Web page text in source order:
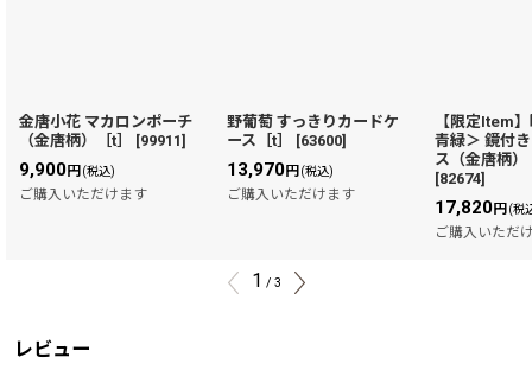
金唐小花 マカロンポーチ
（金唐柄）［t］
[99911]
9,900円 (税込)
ご購入いただけます
野葡萄 すっきりカードケ
ース［t］
[63600]
13,970円 (税込)
ご購入いただけます
【限定Item
青緑＞ 鏡付
ス（金唐柄）
[82674]
17,820円 (税
ご購入いただ
1 / 3
レビュー